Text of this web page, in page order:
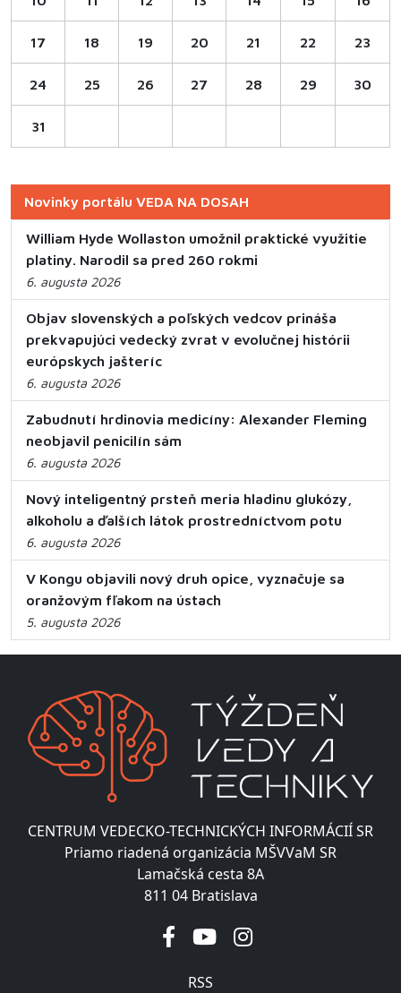
17 18 19 20 21 22 23
24 25 26 27 28 29 30
31
Novinky portálu VEDA NA DOSAH
William Hyde Wollaston umožnil praktické využitie
platiny. Narodil sa pred 260 rokmi
6. augusta 2026
Objav slovenských a poľských vedcov prináša
prekvapujúci vedecký zvrat v evolučnej histórii
európskych jašteríc
6. augusta 2026
Zabudnutí hrdinovia medicíny: Alexander Fleming
neobjavil penicilín sám
6. augusta 2026
Nový inteligentný prsteň meria hladinu glukózy,
alkoholu a ďalších látok prostredníctvom potu
6. augusta 2026
V Kongu objavili nový druh opice, vyznačuje sa
oranžovým fľakom na ústach
5. augusta 2026
CENTRUM VEDECKO-TECHNICKÝCH INFORMÁCIÍ SR
Priamo riadená organizácia MŠVVaM SR
Lamačská cesta 8A
811 04 Bratislava
RSS